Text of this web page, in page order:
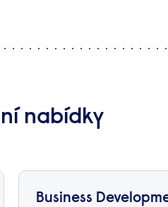
nabídky
Business